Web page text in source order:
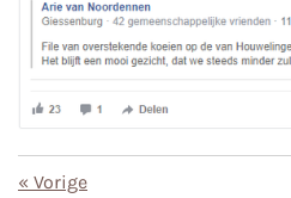
« Vorige